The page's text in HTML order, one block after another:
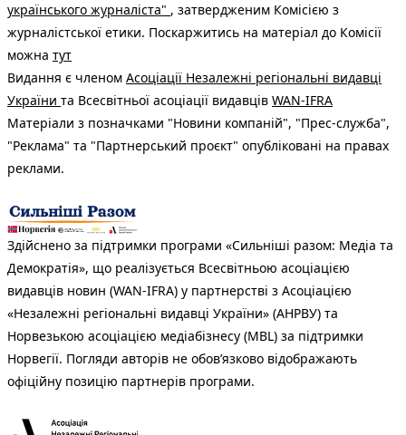
українського журналіста" , затвердженим Комісією з
журналістської етики. Поскаржитись на матеріал до Комісії
можна тут
Видання є членом Асоціації Незалежні регіональні видавці
України та Всесвітньої асоціації видавців WAN-IFRA
Матеріали з позначками "Новини компаній", "Прес-служба",
"Реклама" та "Партнерський проєкт" опубліковані на правах
реклами.
Здійснено за підтримки програми «Сильніші разом: Медіа та
Демократія», що реалізується Всесвітньою асоціацією
видавців новин (WAN-IFRA) у партнерстві з Асоціацією
«Незалежні регіональні видавці України» (АНРВУ) та
Норвезькою асоціацією медіабізнесу (MBL) за підтримки
Норвегії. Погляди авторів не обов’язково відображають
офіційну позицію партнерів програми.